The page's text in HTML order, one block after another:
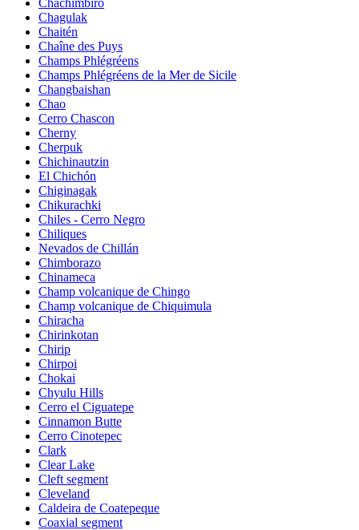
Chagulak
Chaitén
Chaîne des Puys
Champs Phlégréens
Champs Phlégréens de la Mer de Sicile
Changbaishan
Chao
Cerro Chascon
Cherny
Cherpuk
Chichinautzin
El Chichón
Chiginagak
Chikurachki
Chiles - Cerro Negro
Chiliques
Nevados de Chillán
Chimborazo
Chinameca
Champ volcanique de Chingo
Champ volcanique de Chiquimula
Chiracha
Chirinkotan
Chirip
Chirpoi
Chokai
Chyulu Hills
Cerro el Ciguatepe
Cinnamon Butte
Cerro Cinotepec
Clark
Clear Lake
Cleft segment
Cleveland
Caldeira de Coatepeque
Coaxial segment